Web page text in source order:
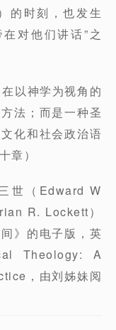
的时刻，也发生
对他们讲话”之
以神学为视角的
法；而是一种圣
化和社会政治语
章）
世（Edward W
R. Lockett）
》的电子版，英
Theology: A
，由刘姊妹阅